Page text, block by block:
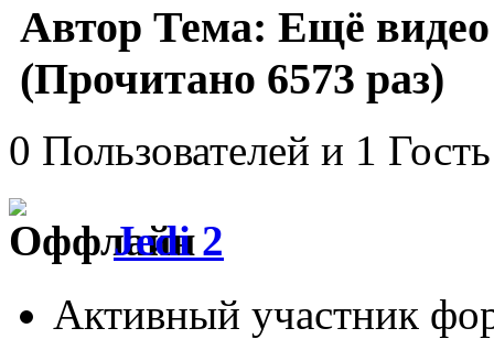
Автор Тема: Ещё
(Прочитано 6573 раз)
0 Пользователей и 1
Jedi 2
Активный участник